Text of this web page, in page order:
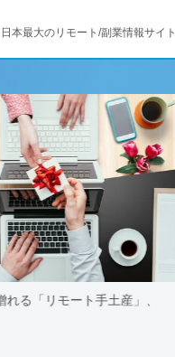
本最大のリモート/副業情報サイト
る「リモート手土産」、